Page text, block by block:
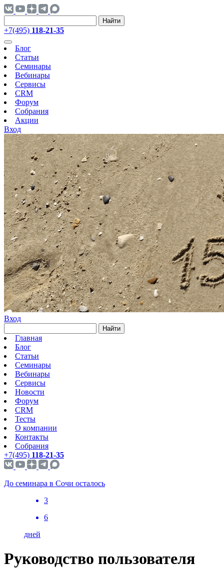
Найти
+7(495) 118-21-35
Блог
Статьи
Семинары
Вебинары
Сервисы
CRM
Форум
Собрания
Акции
Вход
Вход
Найти
Главная
Блог
Статьи
Семинары
Вебинары
Сервисы
Новости
Форум
CRM
Тесты
О компании
Контакты
Собрания
+7(495) 118-21-35
До семинара в Сочи осталось
3
6
дней
Руководство пользователя